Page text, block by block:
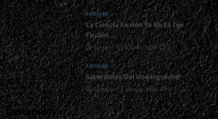
Sobre
Violencia
Aprobadas</div>
Editorial
La Ciencia Ficción Ya No Es Tan
Ficción…
Gustavo 1 junio, 2026 0
Editorial
Sacerdotes Del Underground
Gustavo 1 mayo, 2026 0
Destacados